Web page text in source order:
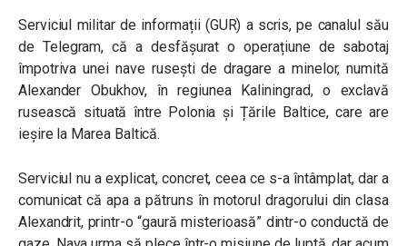
Serviciul militar de informații (GUR) a scris, pe canalul său
de Telegram, că a desfășurat o operațiune de sabotaj
împotriva unei nave rusești de dragare a minelor, numită
Alexander Obukhov, în regiunea Kaliningrad, o exclavă
rusească situată între Polonia și Țările Baltice, care are
ieșire la Marea Baltică.
Serviciul nu a explicat, concret, ceea ce s-a întâmplat, dar a
comunicat că apa a pătruns în motorul dragorului din clasa
Alexandrit, printr-o “gaură misterioasă” dintr-o conductă de